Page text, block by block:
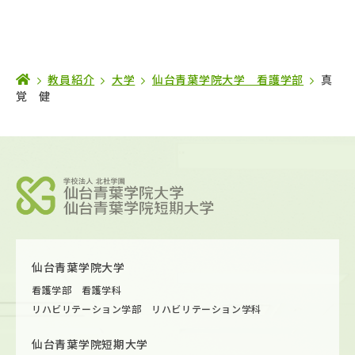
教員紹介 大学 仙台青葉学院大学 看護学部
真
覚 健
仙台青葉学院大学
看護学部 看護学科
リハビリテーション学部 リハビリテーション学科
仙台青葉学院短期大学